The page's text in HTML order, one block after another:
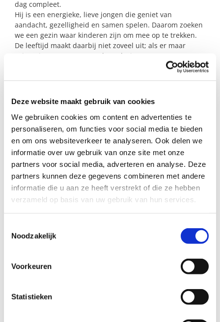
Deze website maakt gebruik van cookies
We gebruiken cookies om content en advertenties te
personaliseren, om functies voor social media te bieden
en om ons websiteverkeer te analyseren. Ook delen we
informatie over uw gebruik van onze site met onze
partners voor social media, adverteren en analyse. Deze
partners kunnen deze gegevens combineren met andere
informatie die u aan ze heeft verstrekt of die ze hebben
verzameld op basis van uw gebruik van hun services.
Noodzakelijk
Voorkeuren
Statistieken
dag compleet.
Hij is een energieke, lieve jongen die geniet van
aandacht, gezelligheid en samen spelen. Daarom zoeken
we een gezin waar kinderen zijn om mee op te trekken.
De leeftijd maakt daarbij niet zoveel uit; als er maar
ruimte is voor contact, spel en plezier.
We zoeken voor hem een gezin dat liefdevol, geduldig en
grenzen op een rustige manier worden aangegeven.
Vooral samen buiten spelen, eropuit gaan en genieten
van de kleine dingen zouden goed bij hem passen.
Lijkt het je mooi om deze vrolijke bijna-kleuter af en toe
mee te laten draaien in jullie gezin? Dan horen we graag
van je.
Profiel steungezin
We zijn op zoek naar een steungezin in
Voor een dagdeel in het weekend.